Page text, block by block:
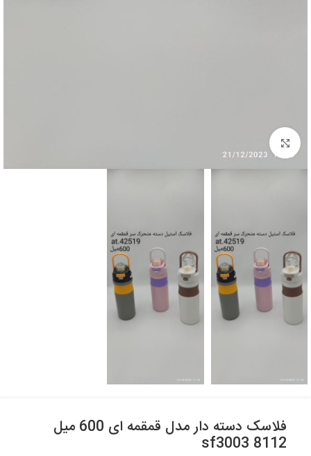
بزرگنمایی تصویر
فلاسک دسته دار مدل قمقمه ای 600 میل
sf3003 8112